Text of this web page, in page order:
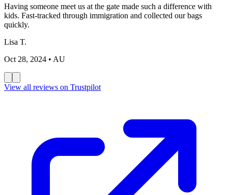
Having someone meet us at the gate made such a difference with
kids. Fast-tracked through immigration and collected our bags
quickly.
Lisa T.
Oct 28, 2024 • AU
View all reviews on Trustpilot